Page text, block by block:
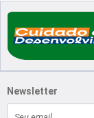
Newsletter